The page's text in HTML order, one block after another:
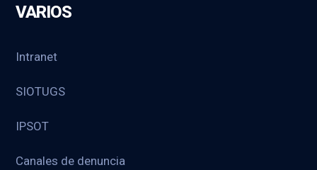
VARIOS
Intranet
SIOTUGS
IPSOT
Canales de denuncia